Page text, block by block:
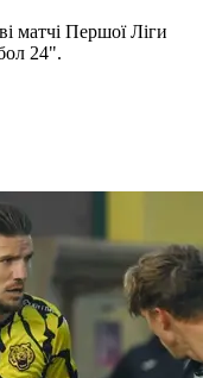
матчі Першої Ліги
24".